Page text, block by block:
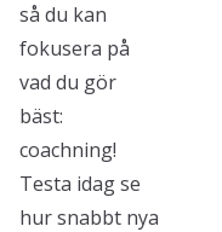
så du kan
fokusera på
vad du gör
bäst:
coachning!
Testa idag se
hur snabbt nya